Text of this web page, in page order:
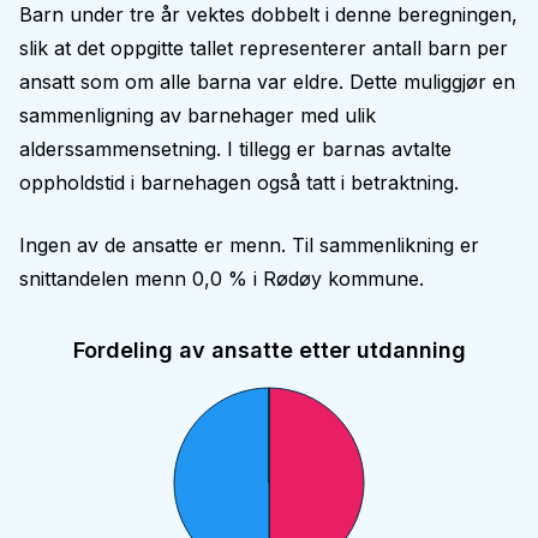
Barn under tre år vektes dobbelt i denne beregningen,
slik at det oppgitte tallet representerer antall barn per
ansatt som om alle barna var eldre. Dette muliggjør en
sammenligning av barnehager med ulik
alderssammensetning. I tillegg er barnas avtalte
oppholdstid i barnehagen også tatt i betraktning.
Ingen av de ansatte er menn. Til sammenlikning er
snittandelen menn 0,0 % i Rødøy kommune.
Fordeling av ansatte etter utdanning